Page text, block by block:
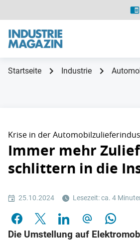
Startseite Industrie
Krise in der
Immer mehr
schlittern in die
25.10.2024 Lesezeit: ca. 4
Die Umstellung auf